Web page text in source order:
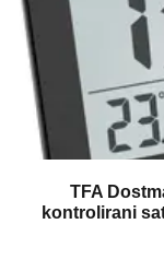
TFA
kontrolirani